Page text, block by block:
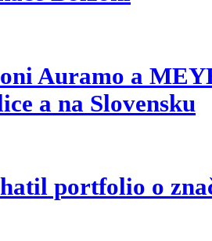
Auramo a
a na Slovensku
portfolio o